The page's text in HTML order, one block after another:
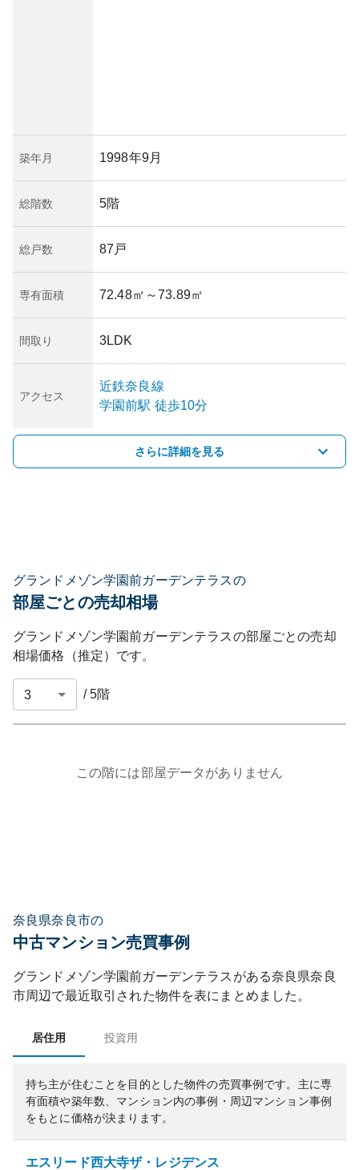
築年月 1998年9月
総階数 5階
総戸数 87戸
専有面積 72.48㎡ ～73.89㎡
間取り 3LDK
アクセス
近鉄奈良線
学園前駅 徒歩10分
さらに詳細を見る
グランドメゾン学園前ガーデンテラスの
部屋ごとの売却相場
グランドメゾン学園前ガーデンテラスの部屋ごとの売却
相場価格（推定）です。
/5階
この階には部屋データがありません
奈良県奈良市の
中古マンション売買事例
グランドメゾン学園前ガーデンテラス がある奈良県奈良
市周辺で最近取引された物件を表にまとめました。
居住用 投資用
持ち主が住むことを目的とした物件の売買事例です。 主に専
有面積や築年数、マンション内の事例・周辺マンション事例
をもとに価格が決まります。
エスリード西大寺ザ・レジデンス